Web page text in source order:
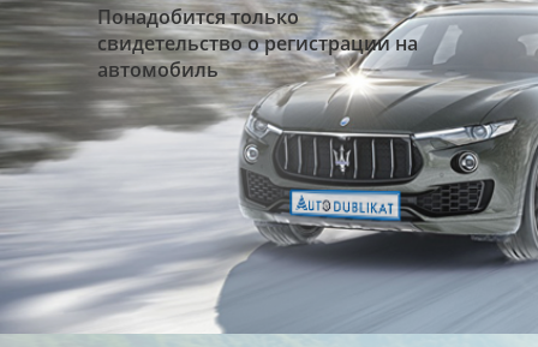
Понадобится только
свидетельство о регистрации на
автомобиль